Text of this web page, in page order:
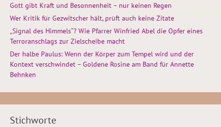
Gott gibt Kraft und Besonnenheit – nur keinen Regen
Wer Kritik für Gezwitscher hält, prüft auch keine Zitate
„Signal des Himmels“? Wie Pfarrer Winfried Abel die Opfer eines
Terroranschlags zur Zielscheibe macht
Der halbe Paulus: Wenn der Körper zum Tempel wird und der
Kontext verschwindet – Goldene Rosine am Band für Annette
Behnken
Stichworte